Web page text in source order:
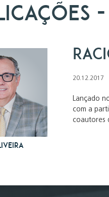
20.12.2017
Lançado
com a
coautores